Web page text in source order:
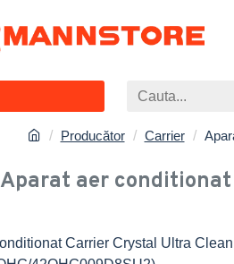
Producător Carrier
Aparat aer conditionat